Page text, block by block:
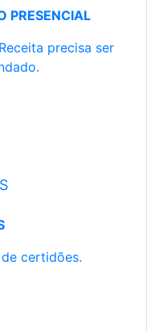
PRESENCIAL
precisa ser
certidões.